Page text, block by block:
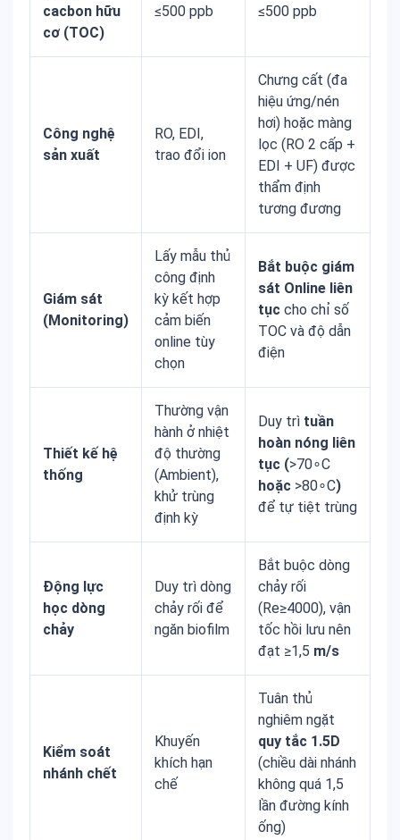
cacbon hữu
cơ (TOC)
≤500 ppb ≤500 ppb
Công nghệ
sản xuất
RO, EDI,
trao đổi ion
Chưng cất (đa
hiệu ứng/nén
hơi) hoặc màng
lọc (RO 2 cấp +
EDI + UF) được
thẩm định
tương đương
Giám sát
(Monitoring)
Lấy mẫu thủ
công định
kỳ kết hợp
cảm biến
online tùy
chọn
Bắt buộc giám
sát Online liên
tục cho chỉ số
TOC và độ dẫn
điện
Thiết kế hệ
thống
Thường vận
hành ở nhiệt
độ thường
(Ambient),
khử trùng
định kỳ
Duy trì tuần
hoàn nóng liên
tục (>70∘C
hoặc >80∘C)
để tự tiệt trùng
Động lực
học dòng
chảy
Duy trì dòng
chảy rối để
ngăn biofilm
Bắt buộc dòng
chảy rối
(Re≥4000), vận
tốc hồi lưu nên
đạt ≥1,5 m/s
Kiểm soát
nhánh chết
Khuyến
khích hạn
chế
Tuân thủ
nghiêm ngặt
quy tắc 1.5D
(chiều dài nhánh
không quá 1,5
lần đường kính
ống)